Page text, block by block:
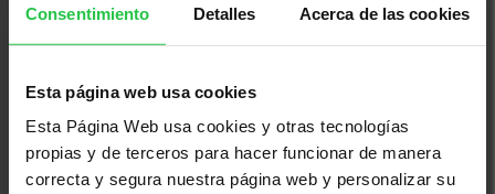
Consentimiento Detalles Acerca de las cookies
Esta página web usa cookies
Esta Página Web usa cookies y otras tecnologías
propias y de terceros para hacer funcionar de manera
correcta y segura nuestra página web y personalizar su
plenes i coques - Ciutadella